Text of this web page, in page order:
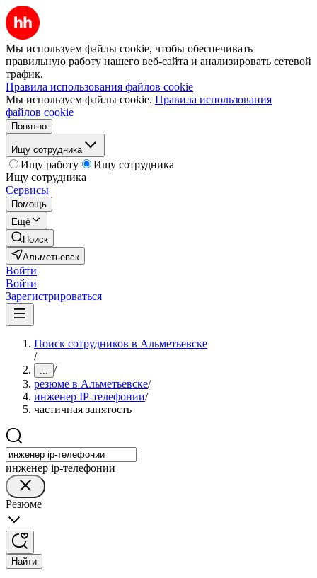
Мы используем файлы cookie, чтобы обеспечивать
правильную работу нашего веб-сайта и анализировать сетевой
трафик.
Правила использования файлов cookie
Мы используем файлы cookie. Правила использования
файлов cookie
Понятно
Ищу сотрудника
Ищу работу
Ищу сотрудника
Ищу сотрудника
Сервисы
Помощь
Ещё
Поиск
Альметьевск
Войти
Войти
Зарегистрироваться
Поиск сотрудников в Альметьевске
/
... /
резюме в Альметьевске/
инженер IP-телефонии/
частичная занятость
инженер ip-телефонии
Резюме
Найти